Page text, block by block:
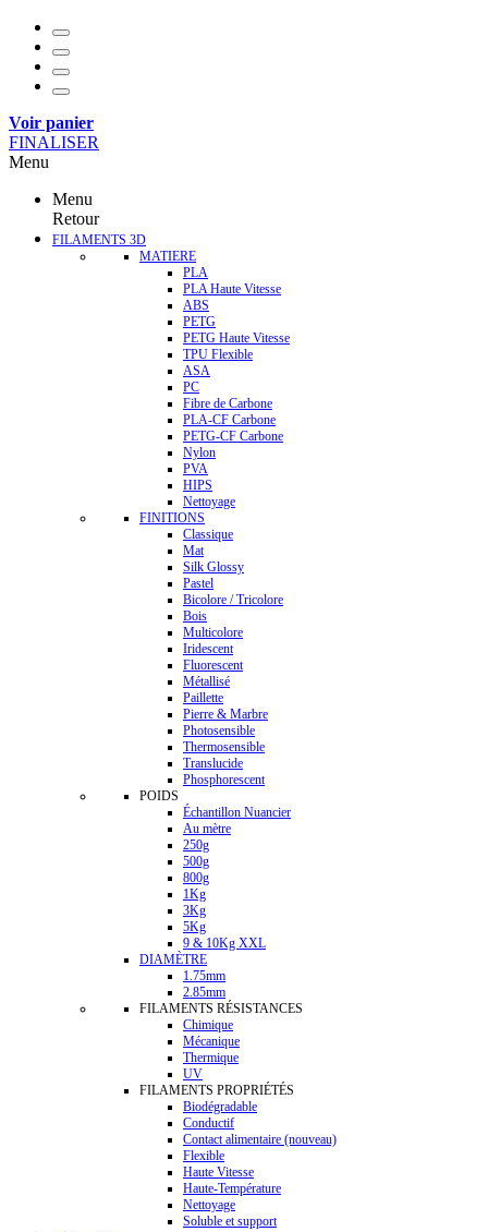
Voir panier
FINALISER
Menu
Menu
Retour
FILAMENTS 3D
MATIERE
PLA
PLA Haute Vitesse
ABS
PETG
PETG Haute Vitesse
TPU Flexible
ASA
PC
Fibre de Carbone
PLA-CF Carbone
PETG-CF Carbone
Nylon
PVA
HIPS
Nettoyage
FINITIONS
Classique
Mat
Silk Glossy
Pastel
Bicolore / Tricolore
Bois
Multicolore
Iridescent
Fluorescent
Métallisé
Paillette
Pierre & Marbre
Photosensible
Thermosensible
Translucide
Phosphorescent
POIDS
Échantillon Nuancier
Au mètre
250g
500g
800g
1Kg
3Kg
5Kg
9 & 10Kg XXL
DIAMÈTRE
1.75mm
2.85mm
FILAMENTS RÉSISTANCES
Chimique
Mécanique
Thermique
UV
FILAMENTS PROPRIÉTÉS
Biodégradable
Conductif
Contact alimentaire (nouveau)
Flexible
Haute Vitesse
Haute-Température
Nettoyage
Soluble et support